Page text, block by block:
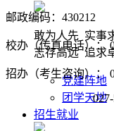
敢为人先 实事
志存高远 追求
党建阵地
团学天地
招生就业
邮政编码：430212
校办（传真电话）：
招办（考生咨询）：
027-